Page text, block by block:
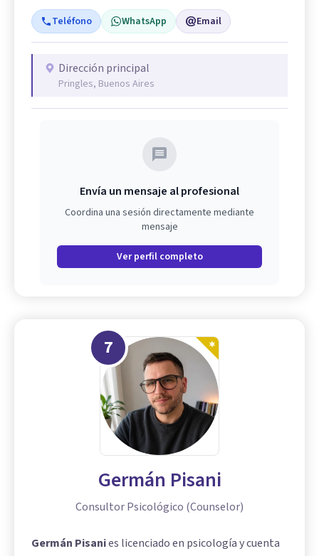
Teléfono WhatsApp Email
Dirección principal
Pringles, Buenos Aires
Envía un mensaje al profesional
Coordina una sesión directamente mediante
mensaje
Ver perfil completo
7
Germán Pisani
Consultor Psicológico (Counselor)
Germán Pisanies licenciado en psicología y cuenta